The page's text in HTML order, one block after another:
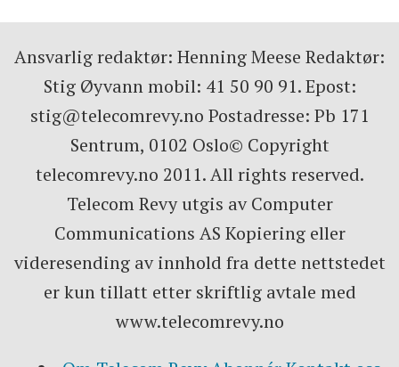
Ansvarlig redaktør: Henning Meese Redaktør:
Stig Øyvann mobil: 41 50 90 91. Epost:
stig@telecomrevy.no Postadresse: Pb 171
Sentrum, 0102 Oslo© Copyright
telecomrevy.no 2011. All rights reserved.
Telecom Revy utgis av Computer
Communications AS Kopiering eller
videresending av innhold fra dette nettstedet
er kun tillatt etter skriftlig avtale med
www.telecomrevy.no